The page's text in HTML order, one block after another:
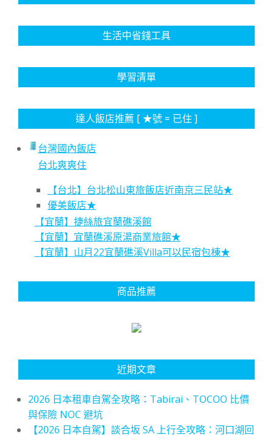
生活中省錢工具
學習清單
達人飯店推薦 [ ★號 = 已住 ]
台灣國內飯店
台北爽爽住
【台北】台北松山東旅飯店近南京三民站★
優美飯店★
【宜蘭】捷絲旅宜蘭礁溪館
【宜蘭】宜蘭礁溪原湯商業旅館★
【宜蘭】山月22宜蘭礁溪Villa可以民宿包棟★
商品推薦
近期文章
2026 日本租車自駕全攻略：Tabirai、TOCOO 比價
與保險 NOC 避坑
【2026 日本自駕】談合坂 SA 上行全攻略：河口湖回